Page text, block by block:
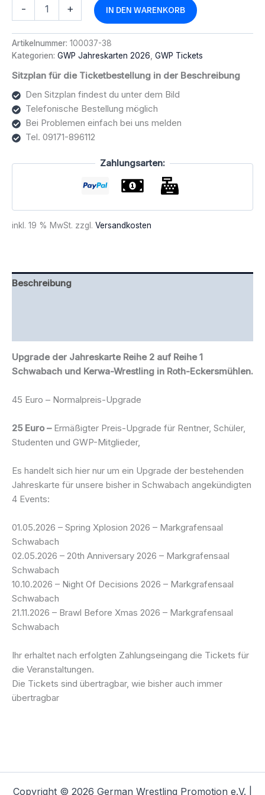
-
Jahreskarte
Upgrade
von
Reihe
2
Reihe
1
Menge
+ IN DEN WARENKORB
Artikelnummer: 100037-38
Kategorien: GWP Jahreskarten 2026, GWP Tickets
Sitzplan für die Ticketbestellung in der Beschreibung
Den Sitzplan findest du unter dem Bild
Telefonische Bestellung möglich
Bei Problemen einfach bei uns melden
Tel. 09171-896112
Zahlungsarten:
inkl. 19 % MwSt. zzgl. Versandkosten
Beschreibung
Upgrade der Jahreskarte Reihe 2 auf Reihe 1
Schwabach und Kerwa-Wrestling in Roth-Eckersmühlen.
45 Euro – Normalpreis-Upgrade
25 Euro –Ermäßigter Preis-Upgrade für Rentner, Schüler,
Studenten und GWP-Mitglieder,
Es handelt sich hier nur um ein Upgrade der bestehenden
Jahreskarte für unsere bisher in Schwabach angekündigten
4 Events:
01.05.2026 – Spring Xplosion 2026 – Markgrafensaal
Schwabach
02.05.2026 – 20th Anniversary 2026 – Markgrafensaal
Schwabach
10.10.2026 – Night Of Decisions 2026 – Markgrafensaal
Schwabach
21.11.2026 – Brawl Before Xmas 2026 – Markgrafensaal
Schwabach
Ihr erhaltet nach erfolgten Zahlungseingang die Tickets für
die Veranstaltungen.
Die Tickets sind übertragbar, wie bisher auch immer
übertragbar
Copyright © 2026 German Wrestling Promotion e.V. |